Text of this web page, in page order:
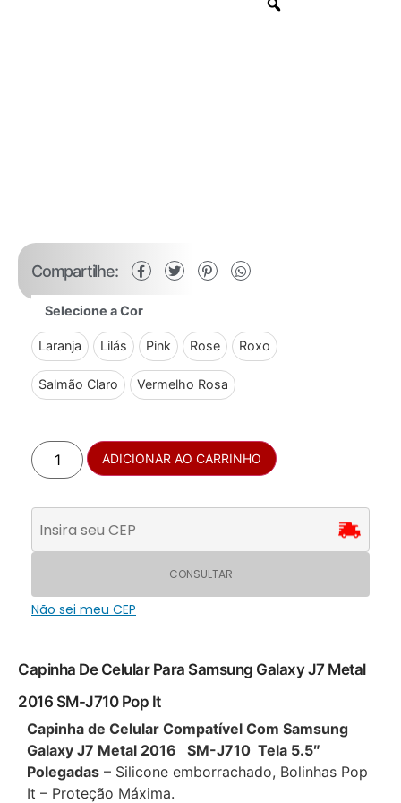
Capinha De Celular Para Samsung Galaxy J7 Metal
2016 SM-J710 Pop It
Capinha de Celular Compatível Com Samsung
Galaxy J7 Metal 2016 SM-J710 Tela 5.5″
Polegadas – Silicone emborrachado, Bolinhas Pop
It – Proteção Máxima.
Compartilhe:
Selecione a Cor
Laranja Lilás Pink Rose Roxo
Salmão Claro Vermelho Rosa
ADICIONAR AO CARRINHO
CONSULTAR
Não sei meu CEP